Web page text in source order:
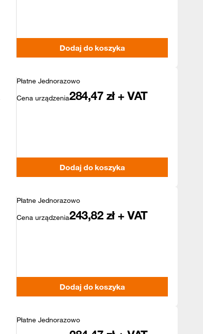
Dodaj do koszyka
Płatne Jednorazowo
Cena urządzenia284,47 zł + VAT
Dodaj do koszyka
Płatne Jednorazowo
Cena urządzenia243,82 zł + VAT
Dodaj do koszyka
Płatne Jednorazowo